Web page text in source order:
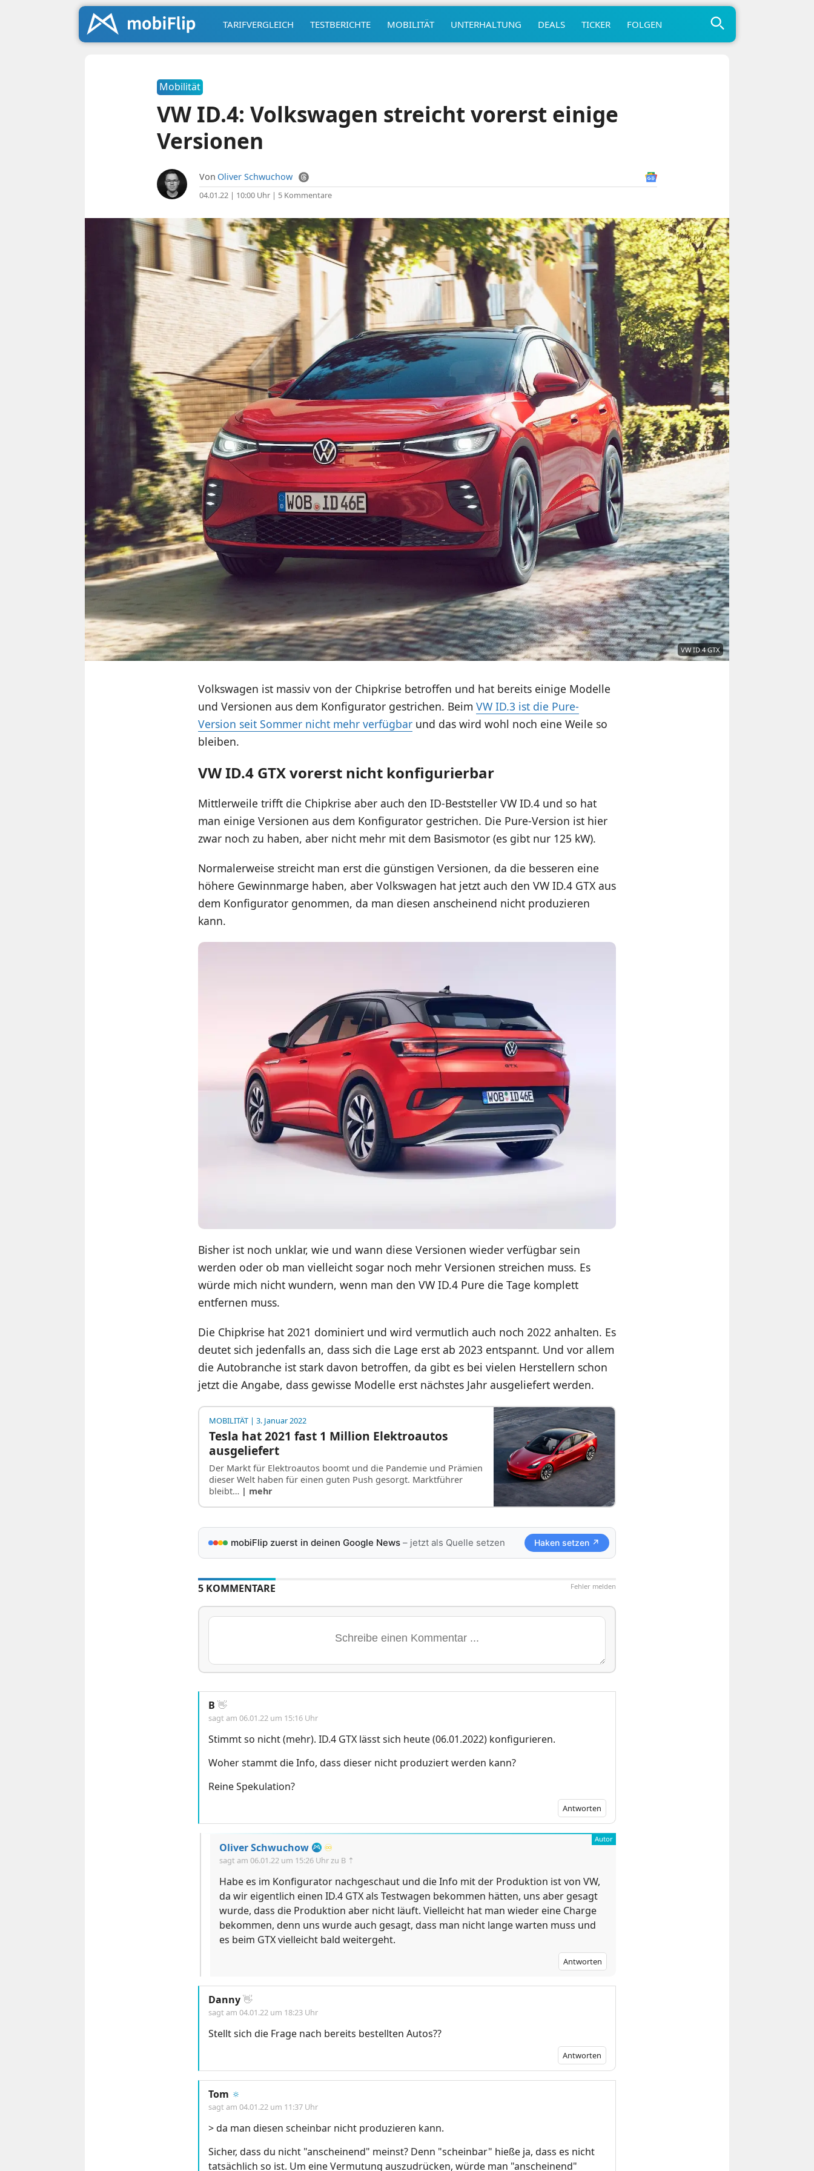
TARIFVERGLEICH TESTBERICHTE MOBILITÄT UNTERHALTUNG DEALS TICKER FOLGEN
Mobilität
VW ID.4: Volkswagen streicht vorerst einige
Versionen
Von Oliver Schwuchow
04.01.22 | 10:00 Uhr| 5 Kommentare
VW ID.4 GTX
Volkswagen ist massiv von der Chipkrise betroffen und hat bereits einige Modelle
und Versionen aus dem Konfigurator gestrichen. Beim VW ID.3 ist die Pure-
Version seit Sommer nicht mehr verfügbarund das wird wohl noch eine Weile so
bleiben.
VW ID.4 GTX vorerst nicht konfigurierbar
Mittlerweile trifft die Chipkrise aber auch den ID-Beststeller VW ID.4 und so hat
man einige Versionen aus dem Konfigurator gestrichen. Die Pure-Version ist hier
zwar noch zu haben, aber nicht mehr mit dem Basismotor (es gibt nur 125 kW).
Normalerweise streicht man erst die günstigen Versionen, da die besseren eine
höhere Gewinnmarge haben, aber Volkswagen hat jetzt auch den VW ID.4 GTX aus
dem Konfigurator genommen, da man diesen anscheinend nicht produzieren
kann.
Bisher ist noch unklar, wie und wann diese Versionen wieder verfügbar sein
werden oder ob man vielleicht sogar noch mehr Versionen streichen muss. Es
würde mich nicht wundern, wenn man den VW ID.4 Pure die Tage komplett
entfernen muss.
Die Chipkrise hat 2021 dominiert und wird vermutlich auch noch 2022 anhalten. Es
deutet sich jedenfalls an, dass sich die Lage erst ab 2023 entspannt. Und vor allem
die Autobranche ist stark davon betroffen, da gibt es bei vielen Herstellern schon
jetzt die Angabe, dass gewisse Modelle erst nächstes Jahr ausgeliefert werden.
MOBILITÄT| 3. Januar 2022
Tesla hat 2021 fast 1 Million Elektroautos
ausgeliefert
Der Markt für Elektroautos boomt und die Pandemie und Prämien
dieser Welt haben für einen guten Push gesorgt. Marktführer
bleibt… | mehr
mobiFlip zuerst in deinen Google News– jetzt als Quelle setzen Haken setzen ↗
Fehler melden
5 KOMMENTARE
B 👋
sagt am 06.01.22 um 15:16 Uhr
Stimmt so nicht (mehr). ID.4 GTX lässt sich heute (06.01.2022) konfigurieren.
Woher stammt die Info, dass dieser nicht produziert werden kann?
Reine Spekulation?
Antworten
Oliver Schwuchow ♾️
sagt am 06.01.22 um 15:26 Uhrzu B ⇡
Habe es im Konfigurator nachgeschaut und die Info mit der Produktion ist von VW,
da wir eigentlich einen ID.4 GTX als Testwagen bekommen hätten, uns aber gesagt
wurde, dass die Produktion aber nicht läuft. Vielleicht hat man wieder eine Charge
bekommen, denn uns wurde auch gesagt, dass man nicht lange warten muss und
es beim GTX vielleicht bald weitergeht.
Antworten
Danny👋
sagt am 04.01.22 um 18:23 Uhr
Stellt sich die Frage nach bereits bestellten Autos??
Antworten
Tom 🔅
sagt am 04.01.22 um 11:37 Uhr
> da man diesen scheinbar nicht produzieren kann.
Sicher, dass du nicht "anscheinend" meinst? Denn "scheinbar" hieße ja, dass es nicht
tatsächlich so ist. Um eine Vermutung auszudrücken, würde man "anscheinend"